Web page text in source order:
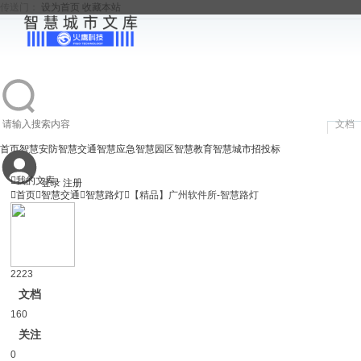
设为首页 收藏本站
文档
登录 注册
首页智慧安防智慧交通智慧应急智慧园区智慧教育智慧城市招投标
我的文库
首页智慧交通智慧路灯 【精品】广州软件所-智慧路灯
2223
文档
160
关注
0